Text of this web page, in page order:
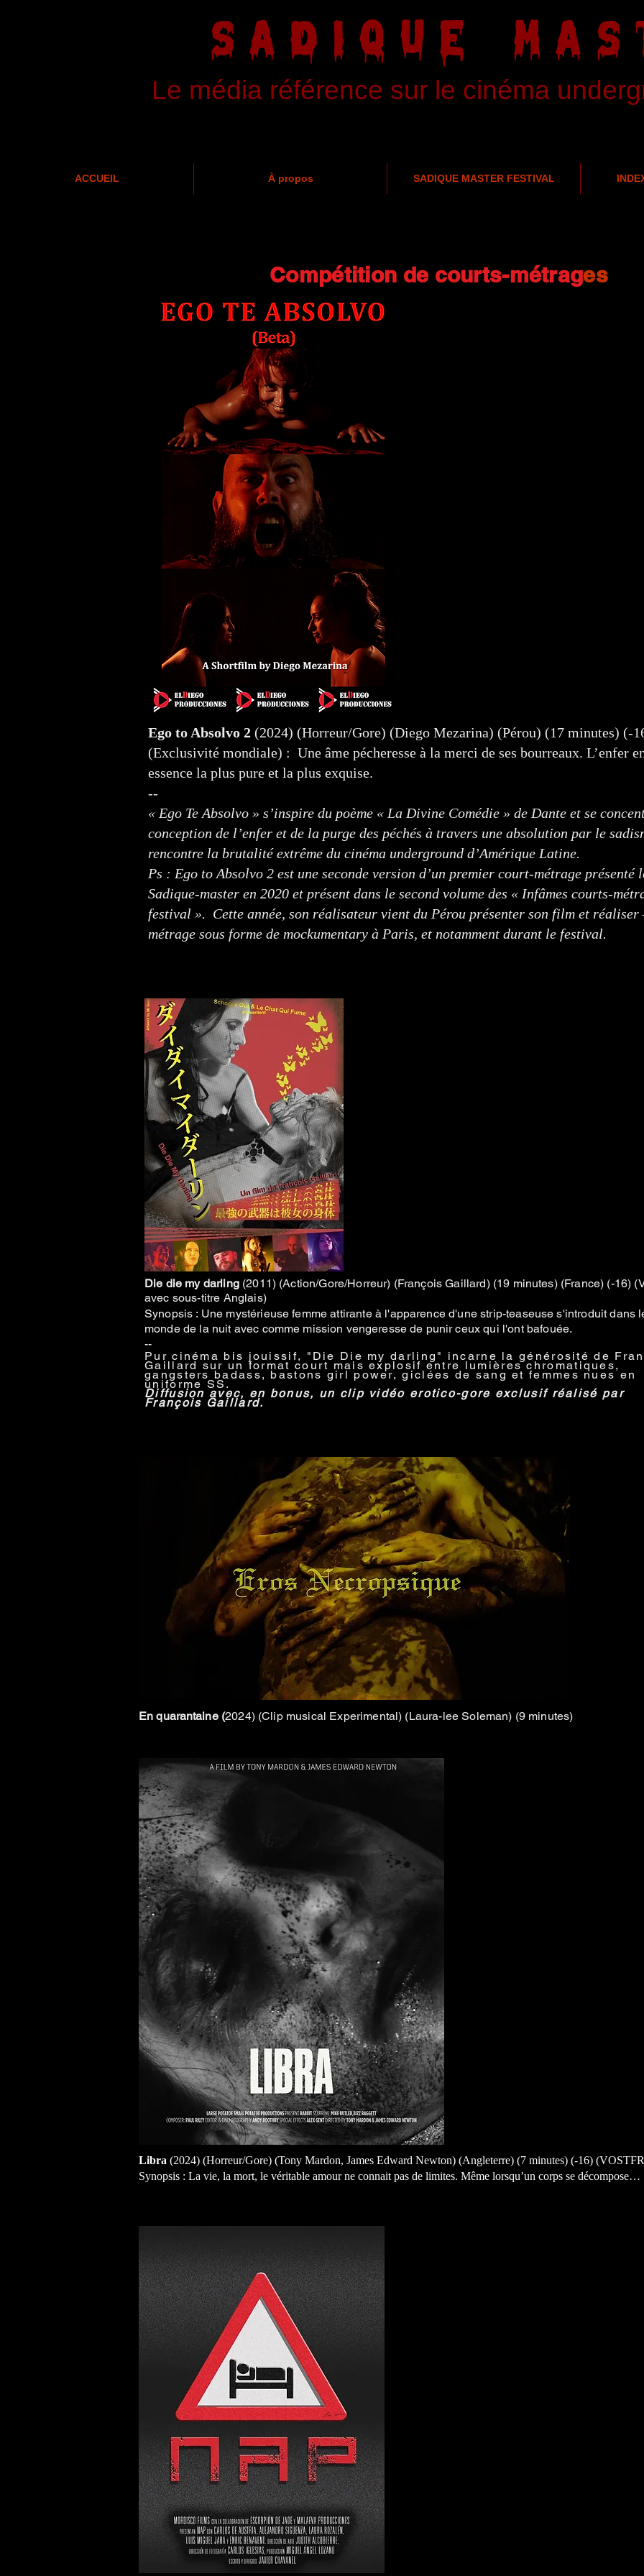
SADIQUE
Le média référence sur le cinéma
ACCUEIL À propos SADIQUE MASTER FESTIVAL
Compétition de courts-métrages
Ego to Absolvo 2 (2024) (Horreur/Gore) (Diego Mezarina) (Pérou) (17 minutes) (-
(Exclusivité mondiale) : Une âme pécheresse à la merci de ses bourreaux. L’enfer
essence la plus pure et la plus exquise.
--
« Ego Te Absolvo » s’inspire du poème « La Divine Comédie » de Dante et se
conception de l’enfer et de la purge des péchés à travers une absolution par le
rencontre la brutalité extrême du cinéma underground d’Amérique Latine.
Ps : Ego to Absolvo 2 est une seconde version d’un premier court-métrage
Sadique-master en 2020 et présent dans le second volume des « Infâmes courts-
festival ». Cette année, son réalisateur vient du Pérou présenter son film et
métrage sous forme de mockumentary à Paris, et notamment durant le festival.
Die die my darling (2011) (Action/Gore/Horreur) (François Gaillard) (19 minutes) (France) (-16)
avec sous-titre Anglais)
Synopsis : Une mystérieuse femme attirante à l'apparence d'une strip-teaseuse s'introduit dans
monde de la nuit avec comme mission vengeressede punir ceux qui l'ont bafouée.
--
Pur cinéma bis jouissif, "Die Die my darling" incarne la générosité de
Gaillard sur un format court mais explosif entre lumièreschromatiques,
gangsters badass, bastons girl power, giclées de sang et femmes nues en
uniforme SS.
Diffusion avec, en bonus, un clip vidéo erotico-gore exclusif réalisé par
François Gaillard.
Enquarantaine(2024) (Clip musical Experimental) (Laura-lee Soleman) (9 minutes)
Libra (2024) (Horreur/Gore) (Tony Mardon, James Edward Newton) (Angleterre) (7 minutes) (-16)
Synopsis : La vie, la mort, le véritable amour ne connait pas de limites. Même lorsqu’un corps se décompose…